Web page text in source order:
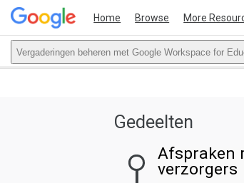
Home Browse More
Vergaderingen beheren met Google Workspace for
Gedeelten
Afspraken
verzorgers